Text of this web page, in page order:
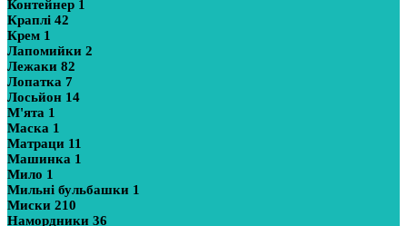
Контейнер 1
Краплі 42
Крем 1
Лапомийки 2
Лежаки 82
Лопатка 7
Лосьйон 14
М'ята 1
Маска 1
Матраци 11
Машинка 1
Мило 1
Мильні бульбашки 1
Миски 210
Намордники 36